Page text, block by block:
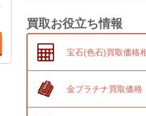
買取お役立ち情報
宝石(色石)買取価格
金プラチナ買取価格